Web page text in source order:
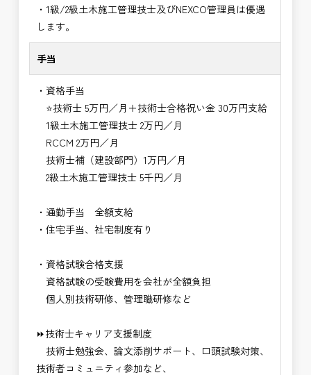
・1級/2級土木施工管理技士及びNEXCO管理員は優遇
します。
手当
・資格手当
⭐技術士 5万円／月＋技術士合格祝い金 30万円支給
1級土木施工管理技士 2万円／月
RCCM 2万円／月
技術士補（建設部門）1万円／月
2級土木施工管理技士 5千円／月
・通勤手当 全額支給
・住宅手当、社宅制度有り
・資格試験合格支援
資格試験の受験費用を会社が全額負担
個人別技術研修、管理職研修など
⏩技術士キャリア支援制度
技術士勉強会、論文添削サポート、口頭試験対策、
技術者コミュニティ参加など、